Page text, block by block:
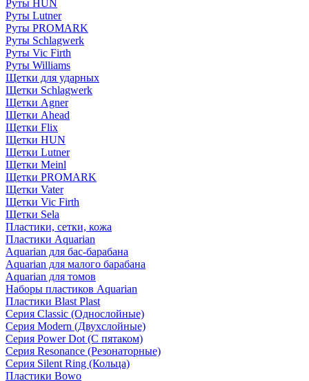
Руты HUN
Руты Lutner
Руты PROMARK
Руты Schlagwerk
Руты Vic Firth
Руты Williams
Щетки для ударных
Щетки Schlagwerk
Щетки Agner
Щетки Ahead
Щетки Flix
Щетки HUN
Щетки Lutner
Щетки Meinl
Щетки PROMARK
Щетки Vater
Щетки Vic Firth
Щетки Sela
Пластики, сетки, кожа
Пластики Aquarian
Aquarian для бас-барабана
Aquarian для малого барабана
Aquarian для томов
Наборы пластиков Aquarian
Пластики Blast Plast
Серия Classic (Однослойные)
Серия Modern (Двухслойные)
Серия Power Dot (С пятаком)
Серия Resonance (Резонаторные)
Серия Silent Ring (Кольца)
Пластики Bowo